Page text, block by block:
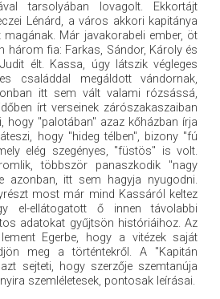
tarsolyában lovagolt. Ekkortájt
Lénárd, a város akkori kapitánya
Már javakorabeli ember, öt
három fia: Farkas, Sándor, Károly és
élt. Kassa, úgy látszik végleges
családdal megáldott vándornak,
itt sem vált valami rózsássá,
írt verseinek zárószakaszaiban
hogy "palotában" azaz kőházban írja
hogy "hideg télben", bizony "fú
elég szegényes, "füstös" is volt.
többször panaszkodik "nagy
azonban, itt sem hagyja nyugodni.
most már mind Kassáról keltez
el-ellátogatott ő innen távolabbi
adatokat gyűjtsön históriáihoz. Az
Egerbe, hogy a vitézek saját
meg a történtekről. A "Kapitán
sejteti, hogy szerzője szemtanúja
szemléletesek, pontosak leírásai.